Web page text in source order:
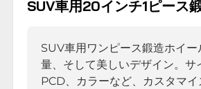
SUV車用20インチ1ピース
SUV車用ワンピース鍛造ホイー
量、そして美しいデザイン。サ
PCD、カラーなど、カスタマ